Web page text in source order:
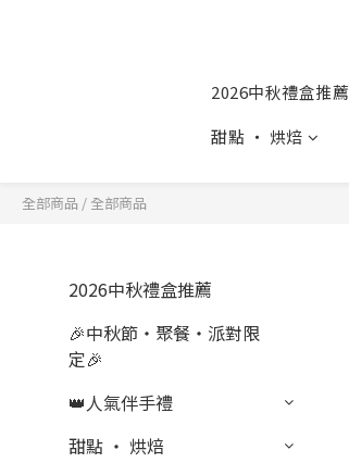
2026中秋禮盒推薦
甜點 ‧ 烘焙
全部商品 / 全部商品
2026中秋禮盒推薦
🎉中秋節‧聚餐‧派對限
定🎉
👑人氣伴手禮
甜點 ‧ 烘焙